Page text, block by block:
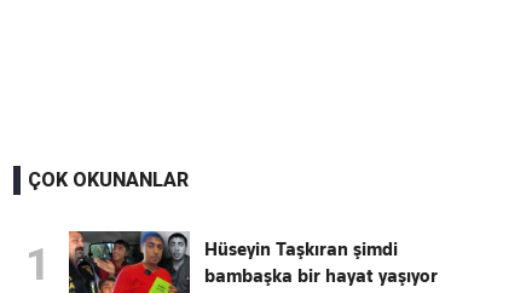
ÇOK OKUNANLAR
1
Hüseyin Taşkıran şimdi
bambaşka bir hayat yaşıyor